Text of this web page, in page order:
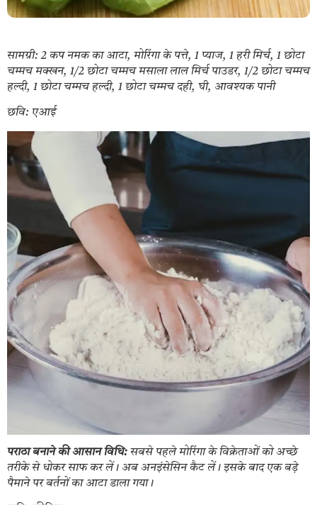
सामग्री: 2 कप नमक का आटा, मोरिंगा के पत्ते, 1 प्याज, 1 हरी मिर्च, 1 छोटा
चम्मच मक्खन, 1/2 छोटा चम्मच मसाला लाल मिर्च पाउडर, 1/2 छोटा चम्मच
हल्दी, 1 छोटा चम्मच हल्दी, 1 छोटा चम्मच दही, घी, आवश्यक पानी
छवि: एआई
पराठा बनाने की आसान विधि: सबसे पहले मोरिंगा के विक्रेताओं को अच्छे
तरीके से धोकर साफ कर लें। अब अनइंसेसिन कैट लें। इसके बाद एक बड़े
पैमाने पर बर्तनों का आटा डाला गया।